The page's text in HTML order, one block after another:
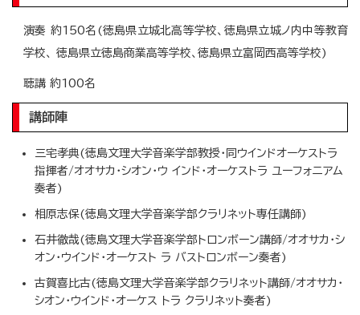
演奏 約150名(徳島県立城北高等学校、徳島県立城ノ内中等教育
学校、 徳島県立徳島商業高等学校、徳島県立富岡西高等学校)
聴講 約100名
講師陣
三宅孝典(徳島文理大学音楽学部教授・同ウインドオーケストラ
指揮者/オオサカ・シオン・ウ インド・オーケストラ ユーフォニアム
奏者)
相原志保(徳島文理大学音楽学部クラリネット専任講師)
石井徹哉(徳島文理大学音楽学部トロンボーン講師/オオサカ・シ
オン・ウインド・オーケスト ラ バストロンボーン奏者)
古賀喜比古(徳島文理大学音楽学部クラリネット講師/オオサカ・
シオン・ウインド・オーケス トラ クラリネット奏者)